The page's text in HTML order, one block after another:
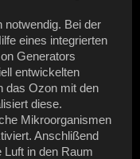
notwendig. Bei der
eines integrierten
Generators
entwickelten
das Ozon mit den
diese.
Mikroorganismen
Anschlißend
Luft in den Raum